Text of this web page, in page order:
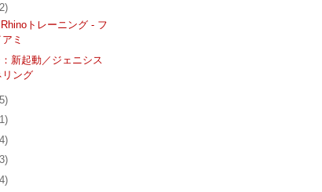
トレーニング - フ
ミ
新起動／ジェニシス
リング